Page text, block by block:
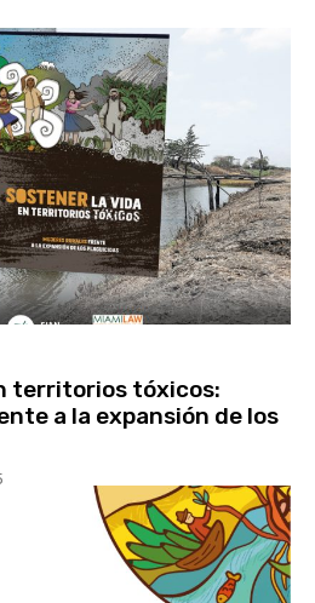
territorios tóxicos:
a la expansión de los